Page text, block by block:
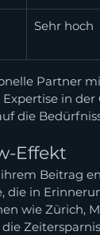
Sehr hoch
Partner
in
die
Effekt
Beitrag
die in
wie Zürich,